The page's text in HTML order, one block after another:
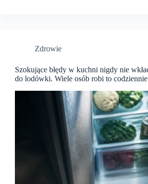
Zdrowie
Szokujące błędy w kuchni nigdy nie
do lodówki. Wiele osób robi to codziennie